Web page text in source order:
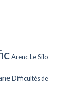
Arenc Le Silo
Difficultés de